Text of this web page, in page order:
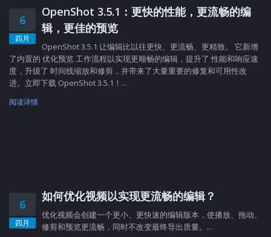
6
四月
OpenShot 3.5.1：更快的性能，更流畅的编
辑，更佳的预览
OpenShot 3.5.1 让编辑比以往更快、更流畅、更精致。 它新增
了内置的 优化预览 工作流程以实现更顺畅的编辑，提升了 性能和响应速
度，升级了 时间线缩放和修剪，并带来了大量重要的修复和可用性改
进。立即下载 OpenShot 3.5.1！...
阅读详情
6
四月
如何优化视频以实现更流畅的编辑？
优化视频会创建一个更小、更快速的编辑版本，使播放、拖动、
修剪和预览更流畅，同时不改变最终导出质量。...